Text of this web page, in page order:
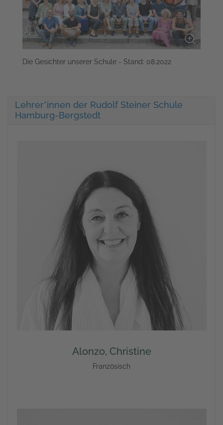
Die Gesichter unserer Schule - Stand: 08.2022
Lehrer*innen der Rudolf Steiner Schule
Hamburg-Bergstedt
Alonzo, Christine
Französisch